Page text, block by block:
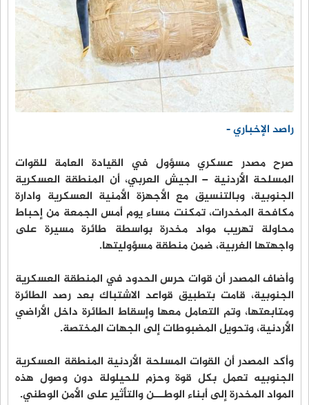
راصد الإخباري -
صرح مصدر عسكري مسؤول في القيادة العامة للقوات
المسلحة الأردنية – الجيش العربي، أن المنطقة العسكرية
الجنوبية، وبالتنسيق مع الأجهزة الأمنية العسكرية وادارة
مكافحة المخدرات، تمكنت مساء يوم أمس الجمعة من إحباط
محاولة تهريب مواد مخدرة بواسطة طائرة مسيرة على
واجهتها الغربية، ضمن منطقة مسؤوليتها.
وأضاف المصدر أن قوات حرس الحدود في المنطقة العسكرية
الجنوبية، قامت بتطبيق قواعد الاشتباك بعد رصد الطائرة
ومتابعتها، وتم التعامل معها وإسقاط الطائرة داخل الأراضي
الأردنية، وتحويل المضبوطات إلى الجهات المختصة.
وأكد المصدر أن القوات المسلحة الأردنية المنطقة العسكرية
الجنوبيه تعمل بكل قوة وحزم للحيلولة دون وصول هذه
المواد المخدرة إلى أبناء الوطـــن والتأثير على الأمن الوطني.